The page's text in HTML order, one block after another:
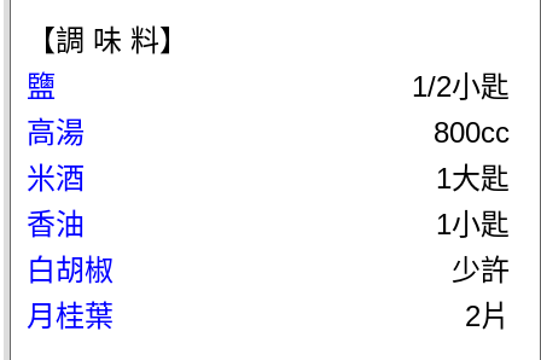
【調 味 料】
鹽
1/2小匙
高湯
800cc
米酒
1大匙
香油
1小匙
白胡椒
少許
月桂葉
2片